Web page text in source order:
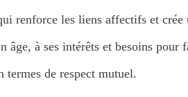
renforce les liens affectifs et crée
âge, à ses intérêts et besoins
termes de respect mutuel.